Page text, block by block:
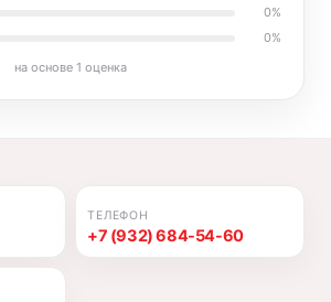
0%
0%
на основе 1 оценка
ТЕЛЕФОН
+7 (932) 684-54-60